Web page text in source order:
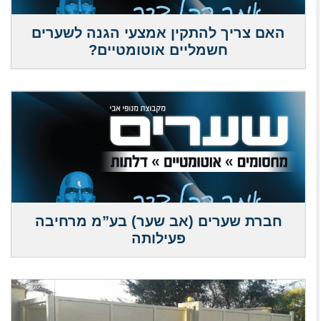
האם צריך להתקין אמצעי הגנה לשערים
חשמליים אוטומטיים?
חברת שערים (אב שער) בע”מ מרחיבה
פעילותה